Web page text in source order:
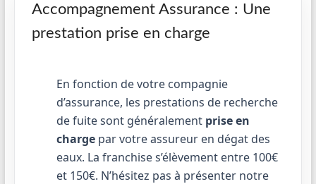
Accompagnement Assurance : Une
prestation prise en charge
En fonction de votre compagnie
d’assurance, les prestations de recherche
de fuite sont généralement prise en
chargepar votre assureur en dégat des
eaux. La franchise s’élèvement entre 100€
et 150€. N’hésitez pas à présenter notre